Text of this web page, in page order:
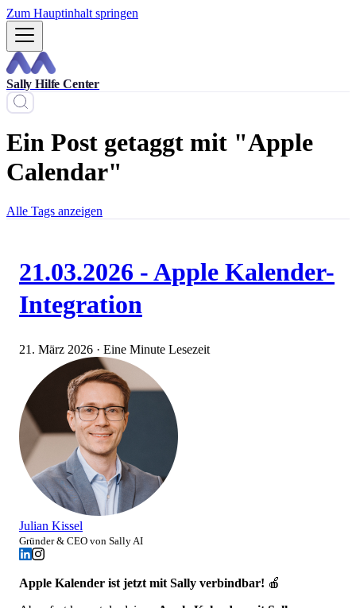
Zum Hauptinhalt springen
Sally Hilfe Center
Ein Post getaggt mit "Apple
Calendar"
Alle Tags anzeigen
21.03.2026 - Apple Kalender-
Integration
21. März 2026 · Eine Minute Lesezeit
Julian Kissel
Gründer & CEO von Sally AI
Apple Kalender ist jetzt mit Sally verbindbar! 🍎